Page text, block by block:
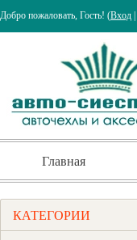
Добро пожаловать, Гость! (Вход
Главная
КАТЕГОРИИ